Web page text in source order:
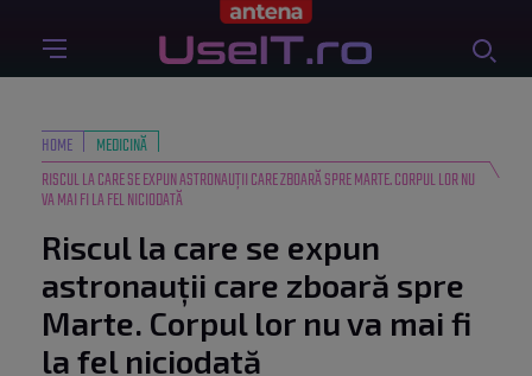
HOME
MEDICINĂ
RISCUL LA CARE SE EXPUN ASTRONAUȚII CARE ZBOARĂ SPRE MARTE. CORPUL LOR NU
VA MAI FI LA FEL NICIODATĂ
Riscul la care se expun
astronauții care zboară spre
Marte. Corpul lor nu va mai fi
la fel niciodată